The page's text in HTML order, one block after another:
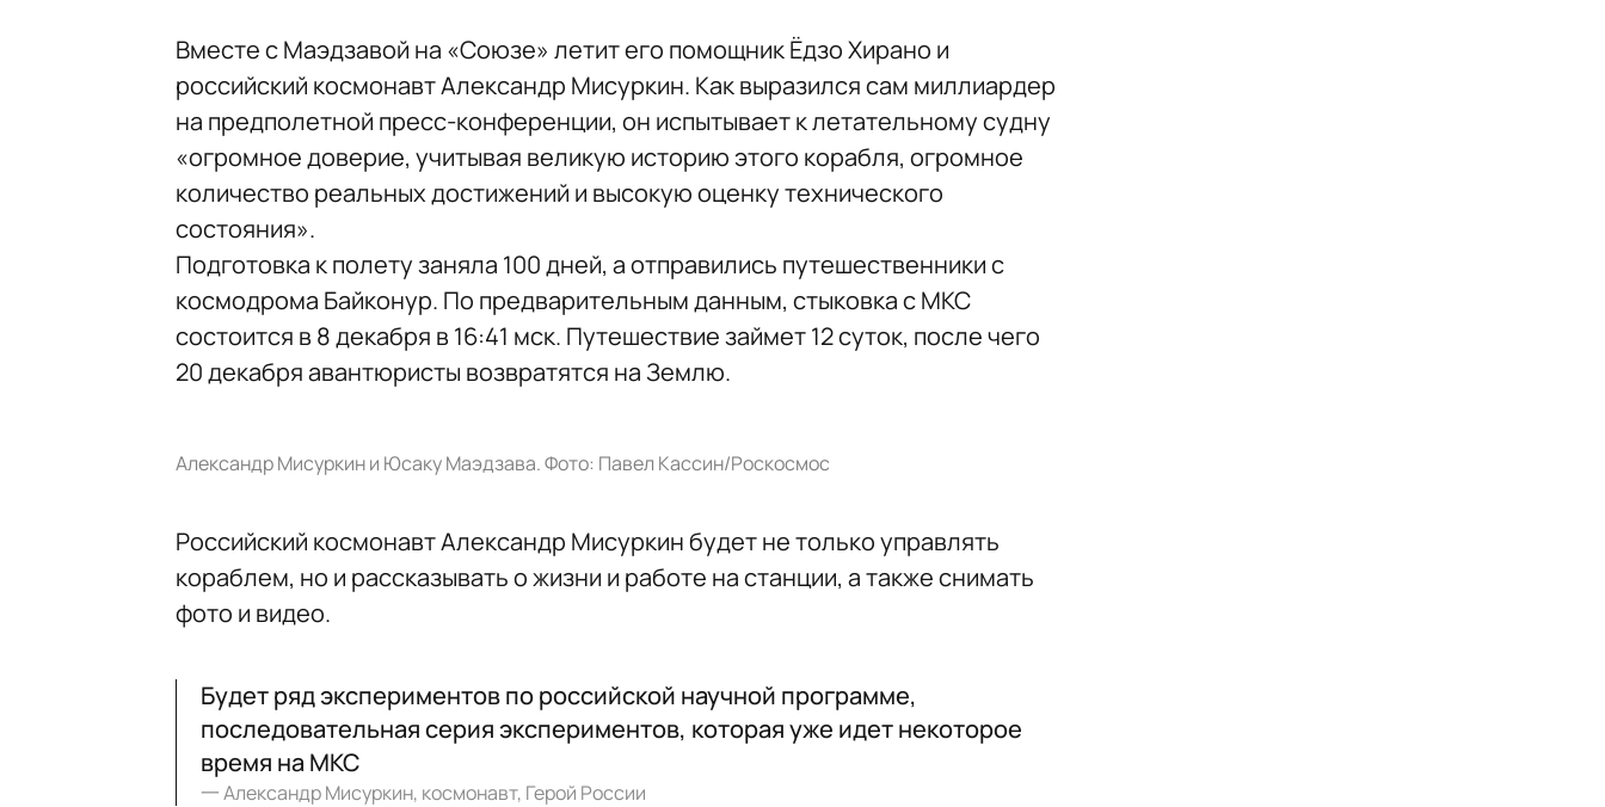
Вместе с Маэдзавой на «Союзе» летит его помощник Ёдзо Хирано и
российский космонавт Александр Мисуркин. Как выразился сам миллиардер
на предполетной пресс-конференции, он испытывает к летательному судну
«огромное доверие, учитывая великую историю этого корабля, огромное
количество реальных достижений и высокую оценку технического
состояния».
Подготовка к полету заняла 100 дней, а отправились путешественники с
космодрома Байконур. По предварительным данным, стыковка с МКС
состоится в 8 декабря в 16:41 мск. Путешествие займет 12 суток, после чего
20 декабря авантюристы возвратятся на Землю.
Александр Мисуркин и Юсаку Маэдзава. Фото: Павел Кассин/Роскосмос
Российский космонавт Александр Мисуркин будет не только управлять
кораблем, но и рассказывать о жизни и работе на станции, а также снимать
фото и видео.
Будет ряд экспериментов по российской научной программе,
последовательная серия экспериментов, которая уже идет некоторое
время на МКС
一Александр Мисуркин, космонавт, Герой России